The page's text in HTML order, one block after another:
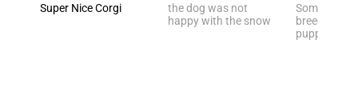
Super Nice Corgi
the dog was not
happy with the snow
Someone
breed
puppies